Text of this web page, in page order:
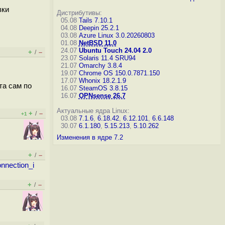
+ / –
сам по
+1 + / –
+ / –
+ / –
Дистрибутивы:
05.08 Tails 7.10.1
04.08 Deepin 25.2.1
03.08 Azure Linux 3.0.20260803
01.08 NetBSD 11.0
24.07 Ubuntu Touch 24.04 2.0
23.07 Solaris 11.4 SRU94
21.07 Omarchy 3.8.4
19.07 Chrome OS 150.0.7871.150
17.07 Whonix 18.2.1.9
16.07 SteamOS 3.8.15
16.07 OPNsense 26.7
Актуальные ядра Linux:
03.08 7.1.6, 6.18.42, 6.12.101, 6.6.148
30.07 6.1.180, 5.15.213, 5.10.262
Изменения в ядре 7.2